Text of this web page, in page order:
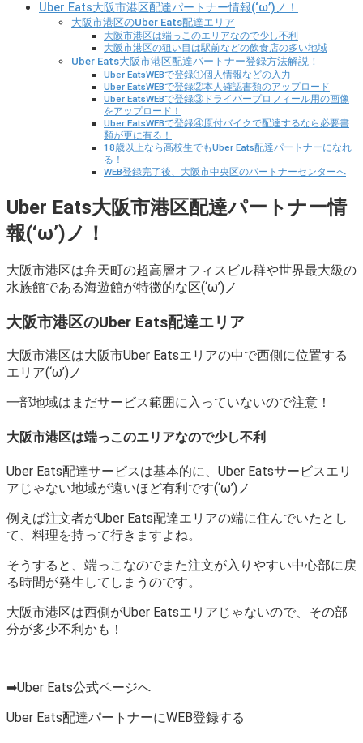
Uber Eats大阪市港区配達パートナー情報(‘ω’)ノ！
大阪市港区のUber Eats配達エリア
大阪市港区は端っこのエリアなので少し不利
大阪市港区の狙い目は駅前などの飲食店の多い地域
Uber Eats大阪市港区配達パートナー登録方法解説！
Uber EatsWEBで登録①個人情報などの入力
Uber EatsWEBで登録②本人確認書類のアップロード
Uber EatsWEBで登録③ドライバープロフィール用の画像
をアップロード！
Uber EatsWEBで登録④原付バイクで配達するなら必要書
類が更に有る！
18歳以上なら高校生でもUber Eats配達パートナーになれ
る！
WEB登録完了後、大阪市中央区のパートナーセンターへ
Uber Eats大阪市港区配達パートナー情
報(‘ω’)ノ！
大阪市港区は弁天町の超高層オフィスビル群や世界最大級の
水族館である海遊館が特徴的な区(‘ω’)ノ
大阪市港区のUber Eats配達エリア
大阪市港区は大阪市Uber Eatsエリアの中で西側に位置する
エリア(‘ω’)ノ
一部地域はまだサービス範囲に入っていないので注意！
大阪市港区は端っこのエリアなので少し不利
Uber Eats配達サービスは基本的に、Uber Eatsサービスエリ
アじゃない地域が遠いほど有利です(‘ω’)ノ
例えば注文者がUber Eats配達エリアの端に住んでいたとし
て、料理を持って行きますよね。
そうすると、端っこなのでまた注文が入りやすい中心部に戻
る時間が発生してしまうのです。
大阪市港区は西側がUber Eatsエリアじゃないので、その部
分が多少不利かも！
➡Uber Eats公式ページへ
Uber Eats配達パートナーにWEB登録する